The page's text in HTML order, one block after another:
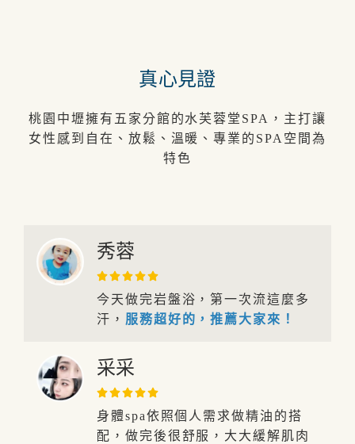
真心見證
桃園中壢擁有五家分館的水芙蓉堂SPA，主打讓
女性感到自在、放鬆、溫暖、專業的SPA空間為
特色
秀蓉
今天做完岩盤浴，第一次流這麼多
汗， 服務超好的，推薦大家來！
采采
身體spa依照個人需求做精油的搭
配，做完後很舒服，大大緩解肌肉